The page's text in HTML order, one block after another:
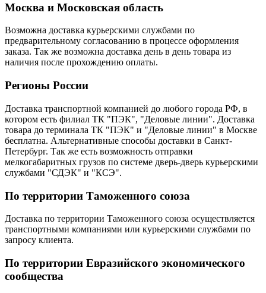
Москва и Московская область
Возможна доставка курьерскими службами по
предварительному согласованию в процессе оформления
заказа. Так же возможна доставка день в день товара из
наличия после прохождению оплаты.
Регионы России
Доставка транспортной компанией до любого города РФ, в
котором есть филиал ТК "ПЭК", "Деловые линии". Доставка
товара до терминала ТК "ПЭК" и "Деловые линии" в Москве
бесплатна. Альтернативные способы доставки в Санкт-
Петербург. Так же есть возможность отправки
мелкогабаритных грузов по системе дверь-дверь курьерскими
службами "СДЭК" и "КСЭ".
По территории Таможенного союза
Доставка по территории Таможенного союза осуществляется
транспортными компаниями или курьерскими службами по
запросу клиента.
По территории Евразийского экономического
сообщества